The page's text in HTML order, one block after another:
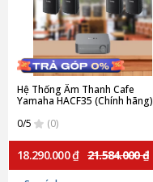
Hệ Thống Âm Thanh Cafe
Yamaha HACF35 (Chính hãng)
0/5
(0)
18.290.000 ₫ 21.584.000 ₫